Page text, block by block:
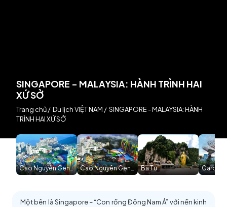
SINGAPORE - MALAYSIA: HÀNH TRÌNH HAI
XỨ SỞ
Trang chủ/ Du lịch VIỆT NAM / SINGAPORE - MALAYSIA: HÀNH
TRÌNH HAI XỨ SỞ
Cao Nguyên GentingCao Nguyên GentingBa Tu
Một bên là Singapore – “Con rồng Đông Nam Á” với nền kinh